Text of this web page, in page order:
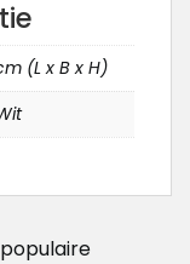
(L x B x H)